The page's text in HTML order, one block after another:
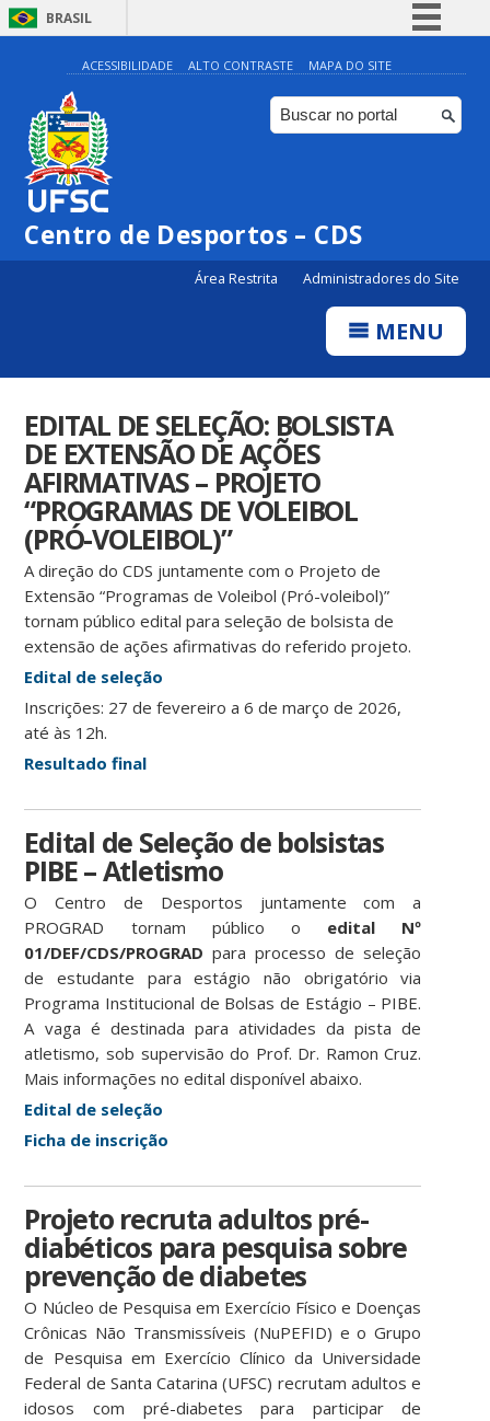
BRASIL
Simplifique!
Comunica BR
Participe
Canais
ACESSIBILIDADE ALTO CONTRASTE MAPA DO SITE
Centro de Desportos – CDS
Área Restrita Administradores do Site
MENU
EDITAL DE SELEÇÃO: BOLSISTA
DE EXTENSÃO DE AÇÕES
AFIRMATIVAS – PROJETO
“PROGRAMAS DE VOLEIBOL
(PRÓ-VOLEIBOL)”
A direção do CDS juntamente com o Projeto de
Extensão “Programas de Voleibol (Pró-voleibol)”
tornam público edital para seleção de bolsista de
extensão de ações afirmativas do referido projeto.
Edital de seleção
Inscrições: 27 de fevereiro a 6 de março de 2026,
até às 12h.
Resultado final
Edital de Seleção de bolsistas
PIBE – Atletismo
O Centro de Desportos juntamente com a
PROGRAD tornam público o edital Nº
01/DEF/CDS/PROGRAD para processo de seleção
de estudante para estágio não obrigatório via
Programa Institucional de Bolsas de Estágio – PIBE.
A vaga é destinada para atividades da pista de
atletismo, sob supervisão do Prof. Dr. Ramon Cruz.
Mais informações no edital disponível abaixo.
Edital de seleção
Ficha de inscrição
Projeto recruta adultos pré-
diabéticos para pesquisa sobre
prevenção de diabetes
O Núcleo de Pesquisa em Exercício Físico e Doenças
Crônicas Não Transmissíveis (NuPEFID) e o Grupo
de Pesquisa em Exercício Clínico da Universidade
Federal de Santa Catarina (UFSC) recrutam adultos e
idosos com pré-diabetes para participar de